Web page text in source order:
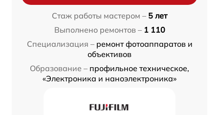
Стаж работы мастером – 5 лет
Выполнено ремонтов – 1 110
Специализация – ремонт фотоаппаратов и
объективов
Образование – профильное техническое,
«Электроника и наноэлектроника»